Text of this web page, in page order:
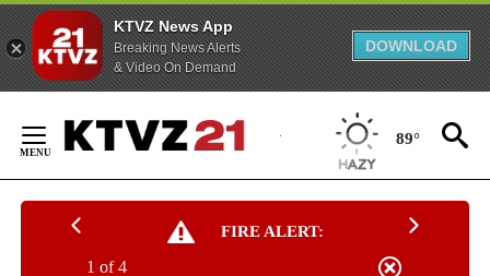
KTVZ News App
Breaking News Alerts
& Video On Demand
DOWNLOAD
Content
89°
FIRE ALERT:
1 of 4